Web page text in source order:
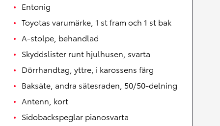
Entonig
Toyotas varumärke, 1 st fram och 1 st bak
A-stolpe, behandlad
Skyddslister runt hjulhusen, svarta
Dörrhandtag, yttre, i karossens färg
Baksäte, andra sätesraden, 50/50-delning
Antenn, kort
Sidobackspeglar pianosvarta